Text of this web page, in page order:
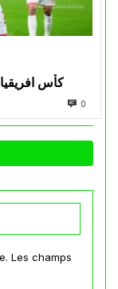
كأس
0
Les champs